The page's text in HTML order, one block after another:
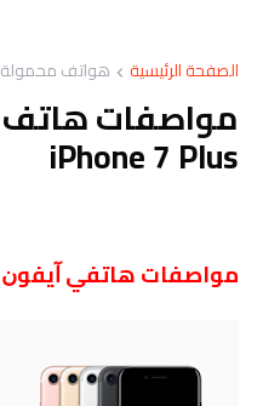
الصفحة الرئيسية هواتف محمولة
iPhone 7 Plus
مواصفات ﻫﺎﺗﻔﻲ ﺁﻳﻔﻮﻥ 7 ﻭﺁﻳﻔﻮﻥ 7 ﺑﻠﺲ